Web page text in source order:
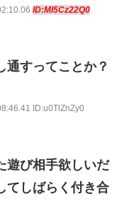
ID:Ml5Cz22Q0
通すってことか？
ID:u0TlZnZy0
遊び相手欲しいだ
てしばらく付き合